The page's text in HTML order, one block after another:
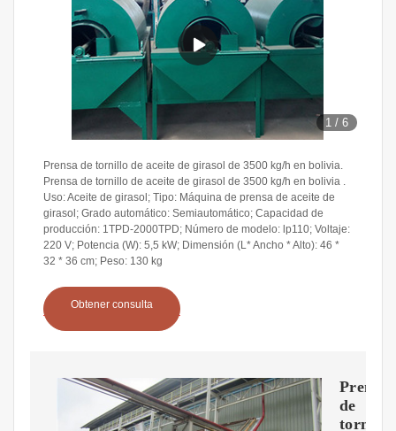
1 /6
Prensa de tornillo de aceite de girasol de 3500 kg/h en bolivia.
Prensa de tornillo de aceite de girasol de 3500 kg/h en bolivia .
Uso: Aceite de girasol; Tipo: Máquina de prensa de aceite de
girasol; Grado automático: Semiautomático; Capacidad de
producción: 1TPD-2000TPD; Número de modelo: lp110; Voltaje:
220 V; Potencia (W): 5,5 kW; Dimensión (L* Ancho * Alto): 46 *
32 * 36 cm; Peso: 130 kg
Obtener consulta
Prensa
de
tornillo